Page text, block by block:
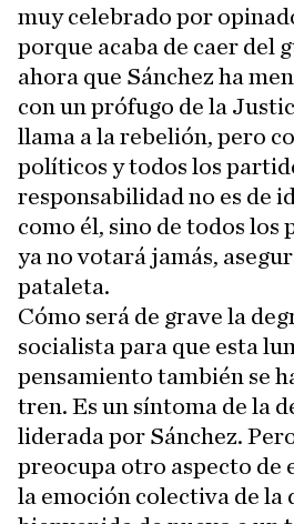
muy celebrado por
porque acaba de caer del
ahora que Sánchez ha
con un prófugo de la
llama a la rebelión, pero
políticos y todos los
responsabilidad no es de
como él, sino de todos los
ya no votará jamás,
pataleta.
Cómo será de grave la
socialista para que esta
pensamiento también se
tren. Es un síntoma de la
liderada por Sánchez.
preocupa otro aspecto de
la emoción colectiva de la